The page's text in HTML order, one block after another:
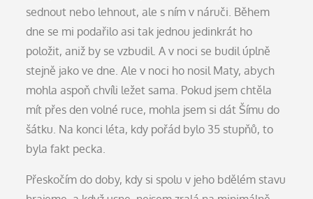
sednout nebo lehnout, ale s ním v náruči. Během
dne se mi podařilo asi tak jednou jedinkrát ho
položit, aniž by se vzbudil. A v noci se budil úplně
stejně jako ve dne. Ale v noci ho nosil Maty, abych
mohla aspoň chvíli ležet sama. Pokud jsem chtěla
mít přes den volné ruce, mohla jsem si dát Šímu do
šátku. Na konci léta, kdy pořád bylo 35 stupňů, to
byla fakt pecka.
Přeskočím do doby, kdy si spolu v jeho bdělém stavu